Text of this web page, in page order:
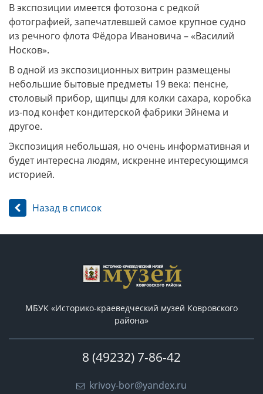
В экспозиции имеется фотозона с редкой
фотографией, запечатлевшей самое крупное судно
из речного флота Фёдора Ивановича – «Василий
Носков».
В одной из экспозиционных витрин размещены
небольшие бытовые предметы 19 века: пенсне,
столовый прибор, щипцы для колки сахара, коробка
из-под конфет кондитерской фабрики Эйнема и
другое.
Экспозиция небольшая, но очень информативная и
будет интересна людям, искренне интересующимся
историей.
Назад в список
МБУК «Историко-краеведческий музей Ковровского
района»
8 (49232) 7-86-42
krivoy-bor@yandex.ru